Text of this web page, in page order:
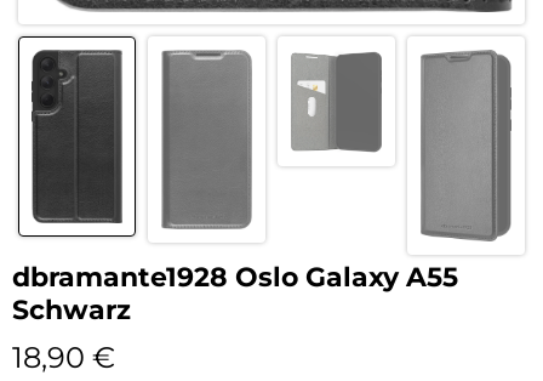
dbramante1928 Oslo Galaxy A55
Schwarz
18,90 €